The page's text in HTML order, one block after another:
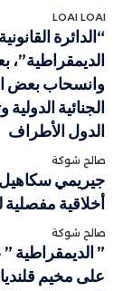
LOAI LOAI
“الدائرة
الديمقراطية”،
وانسحاب بعض
الجنائية
الدول الأطراف
صالح شوكة
جيريمي
أخلاقية
صالح شوكة
” الديمقراطية
على مخيم قلنديا